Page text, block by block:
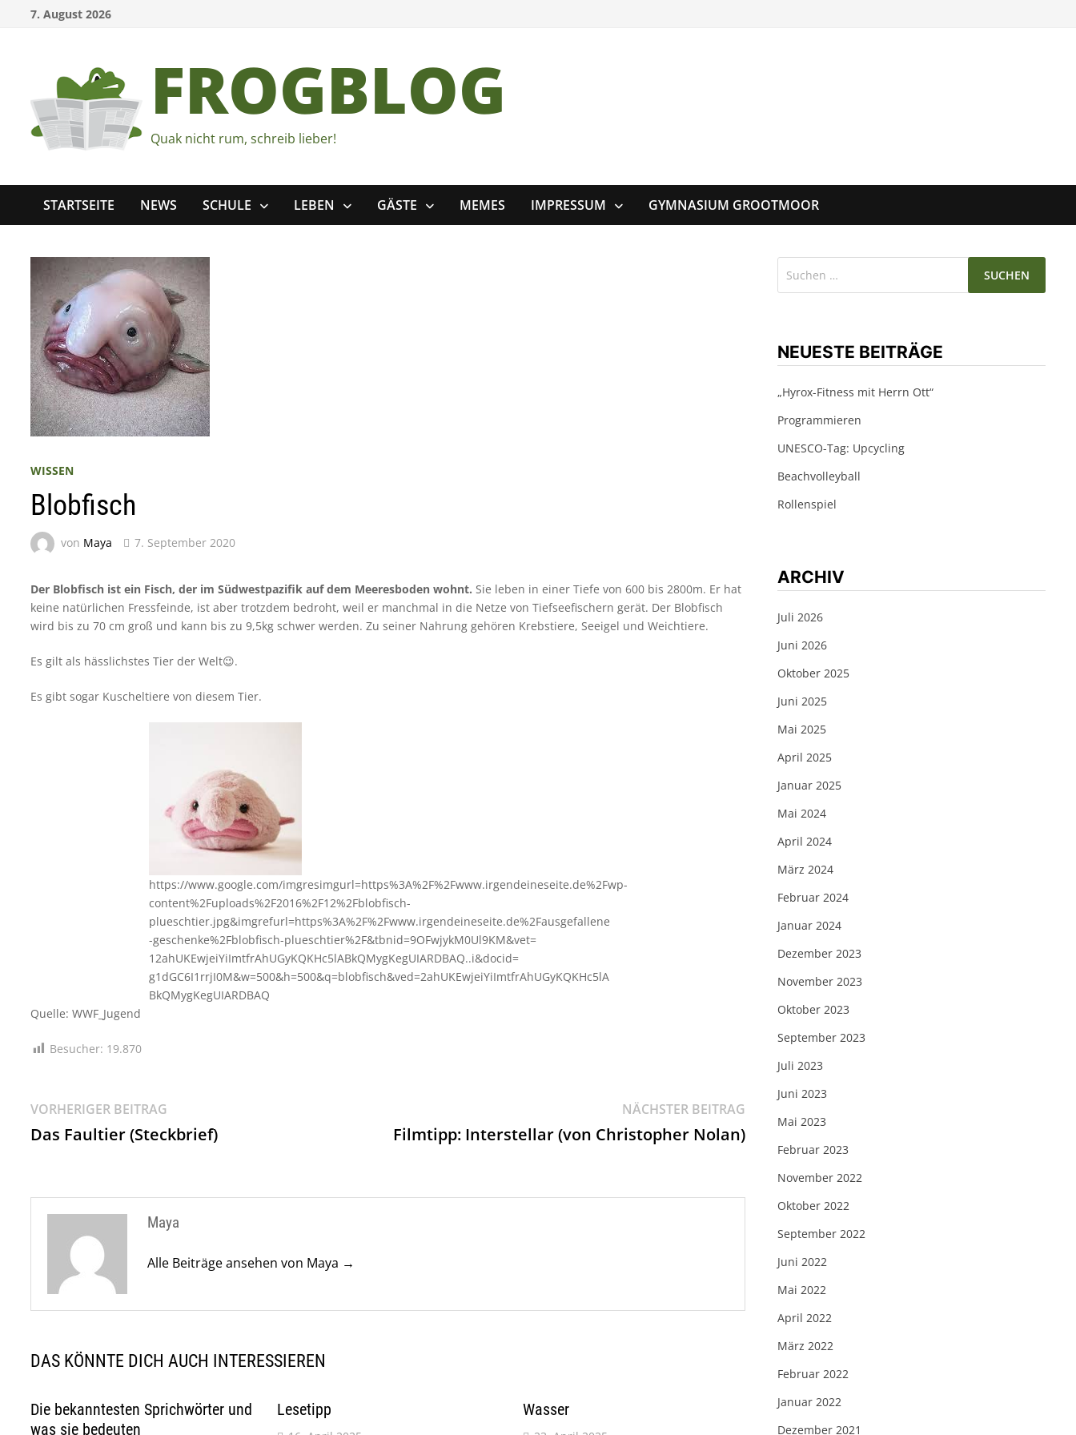
7. August 2026
FROGBLOG
Quak nicht rum, schreib lieber!
STARTSEITE NEWS SCHULE LEBEN GÄSTE MEMES IMPRESSUM GYMNASIUM GROOTMOOR
WISSEN
Blobfisch
von Maya 7. September 2020
Der Blobfisch ist ein Fisch, der im Südwestpazifik auf dem Meeresboden wohnt. Sie leben in einer Tiefe von 600 bis 2800m. Er hat
keine natürlichen Fressfeinde, ist aber trotzdem bedroht, weil er manchmal in die Netze von Tiefseefischern gerät. Der Blobfisch
wird bis zu 70 cm groß und kann bis zu 9,5kg schwer werden. Zu seiner Nahrung gehören Krebstiere, Seeigel und Weichtiere.
Es gilt als hässlichstes Tier der Welt😉.
Es gibt sogar Kuscheltiere von diesem Tier.
https://www.google.com/imgresimgurl=https%3A%2F%2Fwww.irgendeineseite.de%2Fwp-
content%2Fuploads%2F2016%2F12%2Fblobfisch-
plueschtier.jpg&imgrefurl=https%3A%2F%2Fwww.irgendeineseite.de%2Fausgefallene
-geschenke%2Fblobfisch-plueschtier%2F&tbnid=9OFwjykM0Ul9KM&vet=
12ahUKEwjeiYiImtfrAhUGyKQKHc5lABkQMygKegUIARDBAQ..i&docid=
g1dGC6I1rrjI0M&w=500&h=500&q=blobfisch&ved=2ahUKEwjeiYiImtfrAhUGyKQKHc5lA
BkQMygKegUIARDBAQ
Quelle: WWF_Jugend
Besucher: 19.870
Beitragsnavigation
VORHERIGER BEITRAG
Beitrag:
Das Faultier (Steckbrief)
NÄCHSTER BEITRAGNächster
Beitrag:
Filmtipp: Interstellar (von Christopher Nolan)
Maya
Alle Beiträge ansehen von Maya →
DAS KÖNNTE DICH AUCH INTERESSIEREN
Die bekanntesten Sprichwörter und
was sie bedeuten
Lesetipp Wasser
NEUESTE BEITRÄGE
„Hyrox-Fitness mit Herrn Ott“
Programmieren
UNESCO-Tag: Upcycling
Beachvolleyball
Rollenspiel
ARCHIV
Juli 2026
Juni 2026
Oktober 2025
Juni 2025
Mai 2025
April 2025
Januar 2025
Mai 2024
April 2024
März 2024
Februar 2024
Januar 2024
Dezember 2023
November 2023
Oktober 2023
September 2023
Juli 2023
Juni 2023
Mai 2023
Februar 2023
November 2022
Oktober 2022
September 2022
Juni 2022
Mai 2022
April 2022
März 2022
Februar 2022
Januar 2022
Dezember 2021